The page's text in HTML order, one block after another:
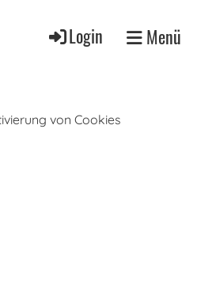
Login Menü
von Cookies